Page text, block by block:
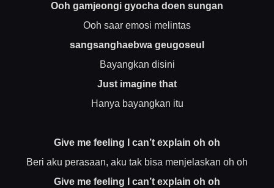
Ooh gamjeongi gyocha doen sungan
Ooh saar emosi melintas
sangsanghaebwa geugoseul
Bayangkan disini
Just imagine that
Hanya bayangkan itu
Give me feeling I can’t explain oh oh
Beri aku perasaan, aku tak bisa menjelaskan oh oh
Give me feeling I can’t explain oh oh